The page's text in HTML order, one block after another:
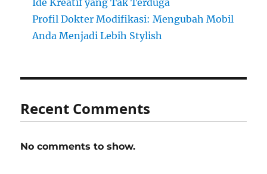
Ide Kreatif yang Tak Terduga
Profil Dokter Modifikasi: Mengubah Mobil
Anda Menjadi Lebih Stylish
Recent Comments
No comments to show.